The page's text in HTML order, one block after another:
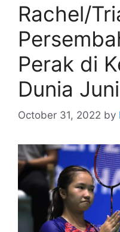
Rachel/
Perak di
Dunia
October 31, 2022 by